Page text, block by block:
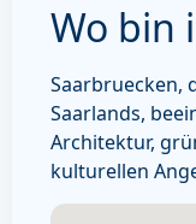
Wo bin
Saarbruecken,
Saarlands,
Architektur,
kulturellen